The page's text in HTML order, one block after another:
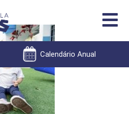
Calendário Anual